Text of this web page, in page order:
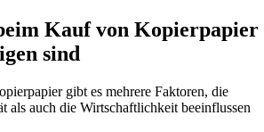
Kauf von Kopierpapier
sind
gibt es mehrere Faktoren, die
als auch die Wirtschaftlichkeit beeinflussen